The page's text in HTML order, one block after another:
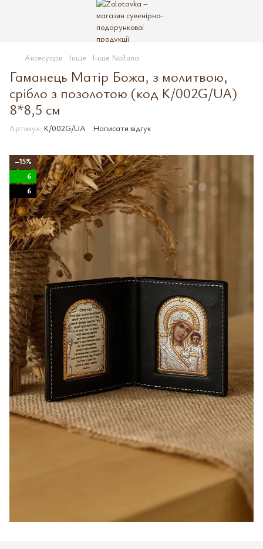
Аксесуари Інше Інше Noiluna
Гаманець Матір Божа, з молитвою,
срібло з позолотою (код K/002G/UA)
8*8,5 см
Артикул: K/002G/UA Написати відгук
−15%
6
6